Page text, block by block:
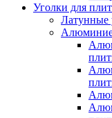
Уголки для
Латунные